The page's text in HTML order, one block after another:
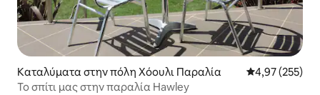
Καταλύματα στην πόλη Χόουλι Παραλία Μέση
4,97 (255)
Το σπίτι μας στην παραλία Hawley